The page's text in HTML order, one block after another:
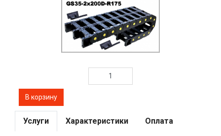
Услуги Характеристики Оплата